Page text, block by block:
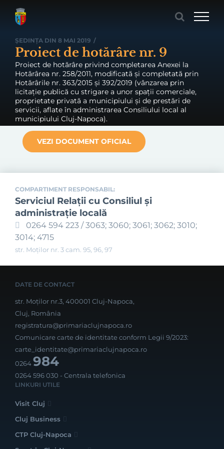
ȘEDINȚA DIN 8 MAI 2019 /
Proiect de hotărâre nr. 9
Proiect de hotărâre privind completarea Anexei la
Hotărârea nr. 258/2011, modificată și completată prin
Hotărârile nr. 363/2015 și 392/2019 (vânzarea prin
licitaţie publică cu strigare a unor spaţii comerciale,
proprietate privată a municipiului şi de prestări de
servicii, aflate în administrarea Consiliului local al
municipiului Cluj-Napoca).
VEZI DOCUMENT OFICIAL
COMPARTIMENT RESPONSABIL:
Serviciul Relaţii cu Consiliul şi
administraţie locală
0264 594 223 / 3063; 3060; 3061; 3062; 3010;
3014; 4715
str. Moților nr. 3 cam. 95, 96, 97
DATE DE CONTACT
str. Moților nr.3, 400001 Cluj-Napoca,
Cluj, România
registratura@primariaclujnapoca.ro
Comunicare carte de identitate conform Legii 9/2023:
carte_identitate@primariaclujnapoca.ro
0264984
0264 596 030 - Centrala telefonica
LINKURI UTILE
Visit Cluj
Cluj Business
CTP Cluj-Napoca